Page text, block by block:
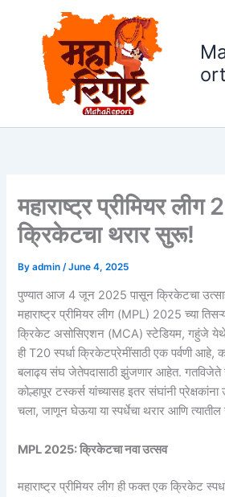
ort
महाराष्ट्र प्रीमियर
क्रिकेटचा थरार सुरू!
Byadmin/June 4, 2025
पुण्यात आज 4 जून 2025 पासून क्रिकेटचा
महाराष्ट्र प्रीमियर लीग (MPL) 2025 च्या
क्रिकेट असोसिएशन (MCA) स्टेडियम, गहुंजे येथे
ही T20 स्पर्धा क्रिकेटप्रेमींसाठी एक पर्वणी आहे,
बलाढ्य संघ जेतेपदासाठी झुंजणार आहेत. गतविजेते
कोल्हापूर टस्कर्स यांच्यासह इतर संघांनी
चला, जाणून घेऊया या स्पर्धेचा थरार आणि त्यातील
MPL 2025: क्रिकेटचा नवा उत्सव
महाराष्ट्र प्रीमियर लीग ही फक्त एक क्रिकेट